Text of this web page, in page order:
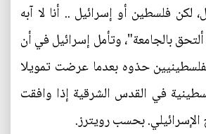
لكن فلسطين أو إسرائيل .. أنا لا آبه
بالجامعة"، وتأمل إسرائيل في أن
حذوه بعدما عرضت تمويلا
في القدس الشرقية إذا وافقت
بحسب رويترز.